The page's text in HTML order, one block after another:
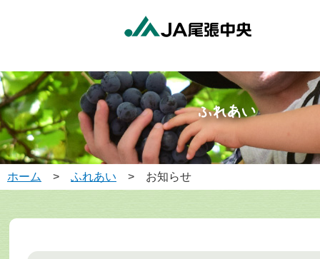
ホーム > ふれあい > お知らせ